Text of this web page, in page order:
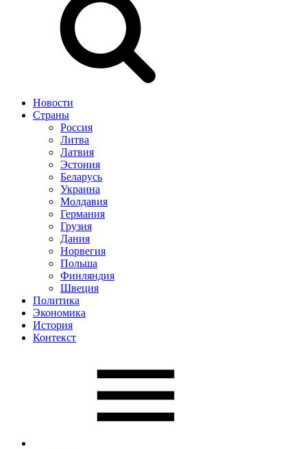
Новости
Страны
Россия
Литва
Латвия
Эстония
Беларусь
Украина
Молдавия
Германия
Грузия
Дания
Норвегия
Польша
Финляндия
Швеция
Политика
Экономика
История
Контекст